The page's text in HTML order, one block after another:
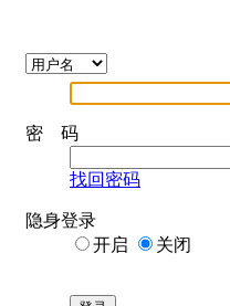
密 码
找回密码
隐身登录
开启
关闭